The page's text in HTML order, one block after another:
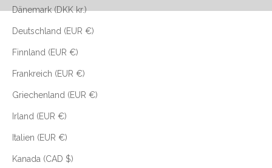
Dänemark (DKK kr.)
Deutschland (EUR €)
Finnland (EUR €)
Frankreich (EUR €)
Griechenland (EUR €)
Irland (EUR €)
Italien (EUR €)
Kanada (CAD $)